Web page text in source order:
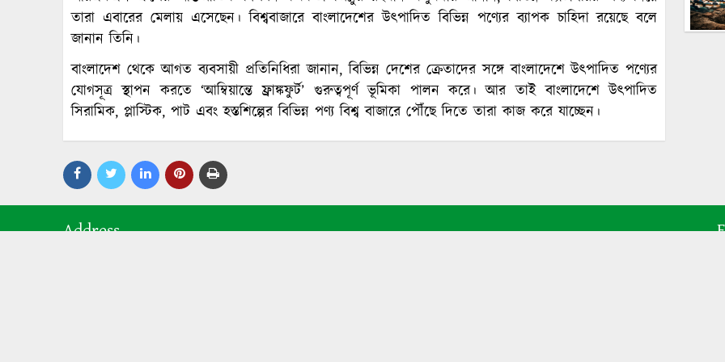
তারা এবারের মেলায় এসেছেন। বিশ্ববাজারে বাংলাদেশের উৎপাদিত বিভিন্ন পণ্যের ব্যাপক চাহিদা রয়েছে বলে
জানান তিনি।
বাংলাদেশ থেকে আগত ব্যবসায়ী প্রতিনিধিরা জানান, বিভিন্ন দেশের ক্রেতাদের সঙ্গে বাংলাদেশে উৎপাদিত পণ্যের
যোগসূত্র স্থাপন করতে ‘আম্বিয়ান্তে ফ্রাঙ্কফুর্ট’ গুরুত্বপূর্ণ ভূমিকা পালন করে। আর তাই বাংলাদেশে উৎপাদিত
সিরামিক, প্লাস্টিক, পাট এবং হস্তশিল্পের বিভিন্ন পণ্য বিশ্ব বাজারে পৌঁছে দিতে তারা কাজ করে যাচ্ছেন।
Address